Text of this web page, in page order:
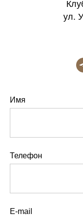
ул.
Имя
Телефон
E-mail